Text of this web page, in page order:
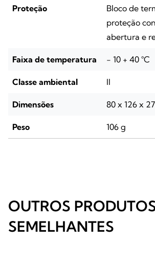
Proteção
Bloco de
proteção
abertura e
Faixa de temperatura - 10 + 40 °C
Classe ambiental II
Dimensões 80 x 126 x
Peso 106 g
OUTROS
SEMELHANTES